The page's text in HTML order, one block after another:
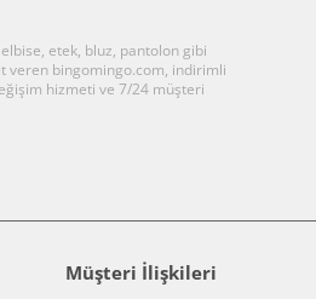
etek, bluz, pantolon gibi
veren bingomingo.com, indirimli
hizmeti ve 7/24 müşteri
Müşteri İlişkileri